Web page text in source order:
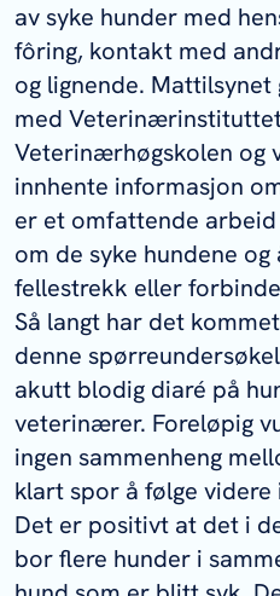
av syke hunder med
fôring, kontakt med
og lignende.
med
Veterinærhøgskolen
innhente informasjon
er et omfattende
om de syke hundene
fellestrekk eller
Så langt har det
denne
akutt blodig diaré på
veterinærer. Foreløpig
ingen sammenheng
klart spor å følge videre
Det er positivt at det i
bor flere hunder i